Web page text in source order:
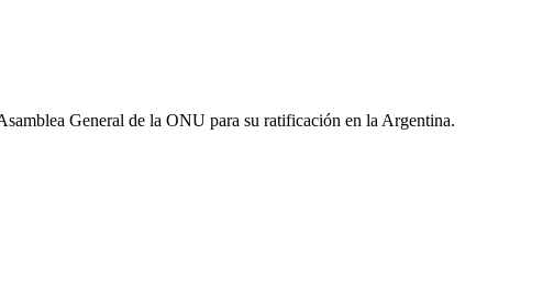
General de la ONU para su ratificación en la Argentina.